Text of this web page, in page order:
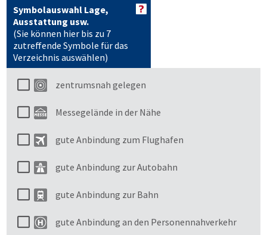
Symbolauswahl Lage,
Ausstattung usw.
(Sie können hier bis zu 7
zutreffende Symbole für das
Verzeichnis auswählen)
zentrumsnah gelegen
Messegelände in der Nähe
gute Anbindung zum Flughafen
gute Anbindung zur Autobahn
gute Anbindung zur Bahn
gute Anbindung an den Personennahverkehr